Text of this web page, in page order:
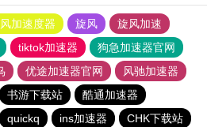
加速度器 旋风
旋风加速
tiktok加速器
狗急加速器官网
优途加速器官网
风驰加速器
书游下载站
酷通加速器
quickq ins加速器
CHK下载站